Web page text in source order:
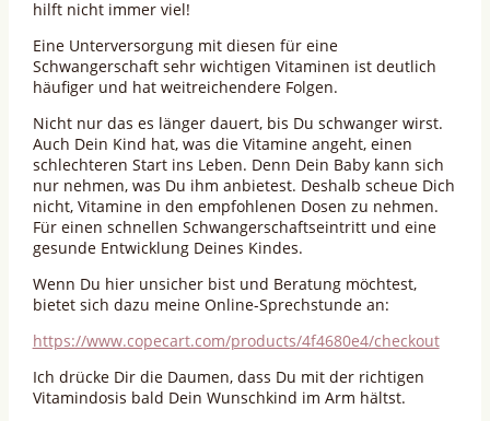
hilft nicht immer viel!
Eine Unterversorgung mit diesen für eine
Schwangerschaft sehr wichtigen Vitaminen ist deutlich
häufiger und hat weitreichendere Folgen.
Nicht nur das es länger dauert, bis Du schwanger wirst.
Auch Dein Kind hat, was die Vitamine angeht, einen
schlechteren Start ins Leben. Denn Dein Baby kann sich
nur nehmen, was Du ihm anbietest. Deshalb scheue Dich
nicht, Vitamine in den empfohlenen Dosen zu nehmen.
Für einen schnellen Schwangerschaftseintritt und eine
gesunde Entwicklung Deines Kindes.
Wenn Du hier unsicher bist und Beratung möchtest,
bietet sich dazu meine Online-Sprechstunde an:
https://www.copecart.com/products/4f4680e4/checkout
Ich drücke Dir die Daumen, dass Du mit der richtigen
Vitamindosis bald Dein Wunschkind im Arm hältst.